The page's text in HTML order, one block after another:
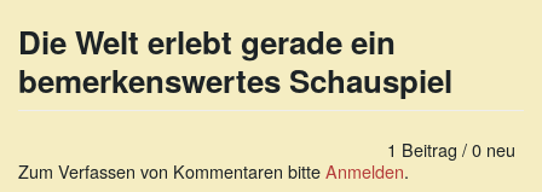
Die Welt erlebt gerade ein
bemerkenswertes Schauspiel
1 Beitrag / 0 neu
Zum Verfassen von Kommentaren bitteAnmelden.